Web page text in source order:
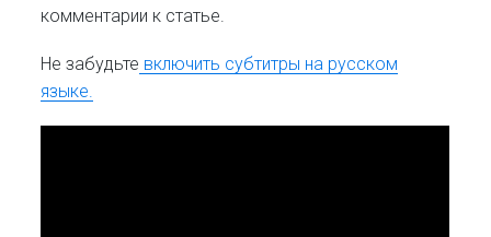
комментарии к статье.
Не забудьте включить субтитры на русском
языке.